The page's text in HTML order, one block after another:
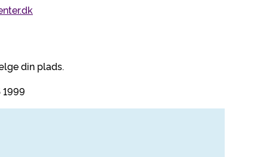
din plads.
1999